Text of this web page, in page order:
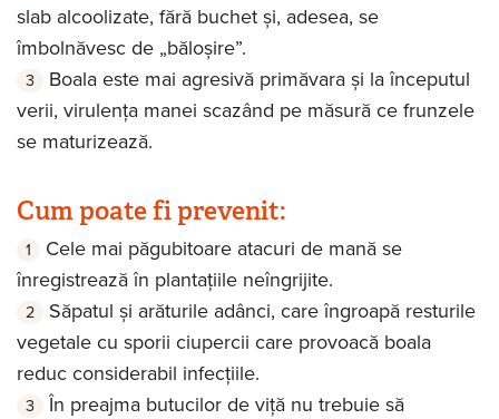
slab alcoolizate, fără buchet și, adesea, se
îmbolnăvesc de „băloșire”.
Boala este mai agresivă primăvara și la începutul
verii, virulența manei scazând pe măsură ce frunzele
se maturizează.
Cum poate fi prevenit:
Cele mai păgubitoare atacuri de mană se
înregistrează în plantațiile neîngrijite.
Săpatul și arăturile adânci, care îngroapă resturile
vegetale cu sporii ciupercii care provoacă boala
reduc considerabil infecțiile.
În preajma butucilor de viță nu trebuie să